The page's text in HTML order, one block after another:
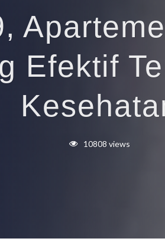
Efektif
10808 views